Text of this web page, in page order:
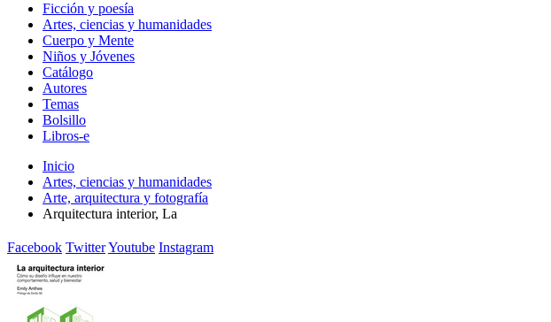
Ficción y poesía
Artes, ciencias y humanidades
Cuerpo y Mente
Niños y Jóvenes
Catálogo
Autores
Temas
Bolsillo
Libros-e
Inicio
Artes, ciencias y humanidades
Arte, arquitectura y fotografía
Arquitectura interior, La
Facebook TwitterYoutube Instagram